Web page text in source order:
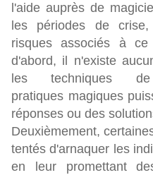
l'aide auprès de
les périodes de
risques associés à
d'abord, il n'existe
les techniques
pratiques magiques
réponses ou des
Deuxièmement,
tentés d'arnaquer les
en leur promettant